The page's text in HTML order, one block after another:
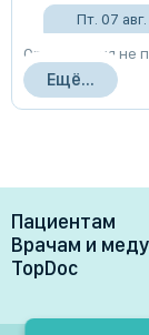
Пт. 07 авг.
Организация не
Ещё...
Пациентам
Врачи
Клиники
Лаборатории
Врачам и
Преимущества
TopDoc